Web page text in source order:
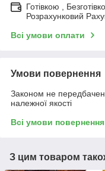
Готівкою ,
Розрахунковий
Всі умови оплати
Умови повернення
Законом не
належної якості
Всі умови повернення
З цим товаром